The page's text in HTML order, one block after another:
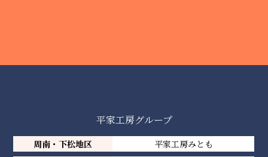
平家工房グループ
周南・下松地区
平家工房みとも